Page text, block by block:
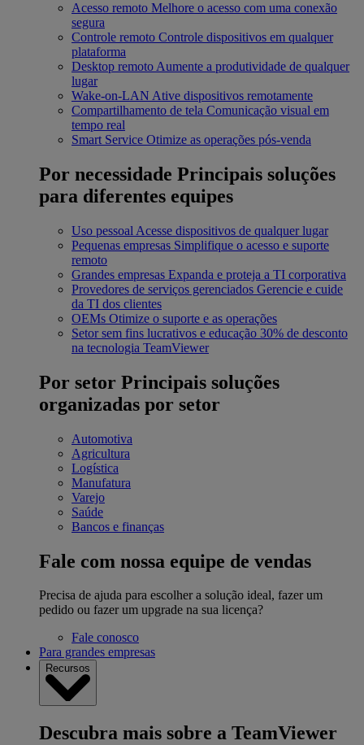
Acesso remoto Melhore o acesso com uma conexão
segura
Controle remoto Controle dispositivos em qualquer
plataforma
Desktop remoto Aumente a produtividade de qualquer
lugar
Wake-on-LAN Ative dispositivos remotamente
Compartilhamento de tela Comunicação visual em
tempo real
Smart Service Otimize as operações pós-venda
Por necessidade Principais soluções
para diferentes equipes
Uso pessoal Acesse dispositivos de qualquer lugar
Pequenas empresas Simplifique o acesso e suporte
remoto
Grandes empresas Expanda e proteja a TI corporativa
Provedores de serviços gerenciados Gerencie e cuide
da TI dos clientes
OEMs Otimize o suporte e as operações
Setor sem fins lucrativos e educação 30% de desconto
na tecnologia TeamViewer
Por setor Principais soluções
organizadas por setor
Automotiva
Agricultura
Logística
Manufatura
Varejo
Saúde
Bancos e finanças
Fale com nossa equipe de vendas
Precisa de ajuda para escolher a solução ideal, fazer um
pedido ou fazer um upgrade na sua licença?
Fale conosco
Para grandes empresas
Recursos
Descubra mais sobre a TeamViewer